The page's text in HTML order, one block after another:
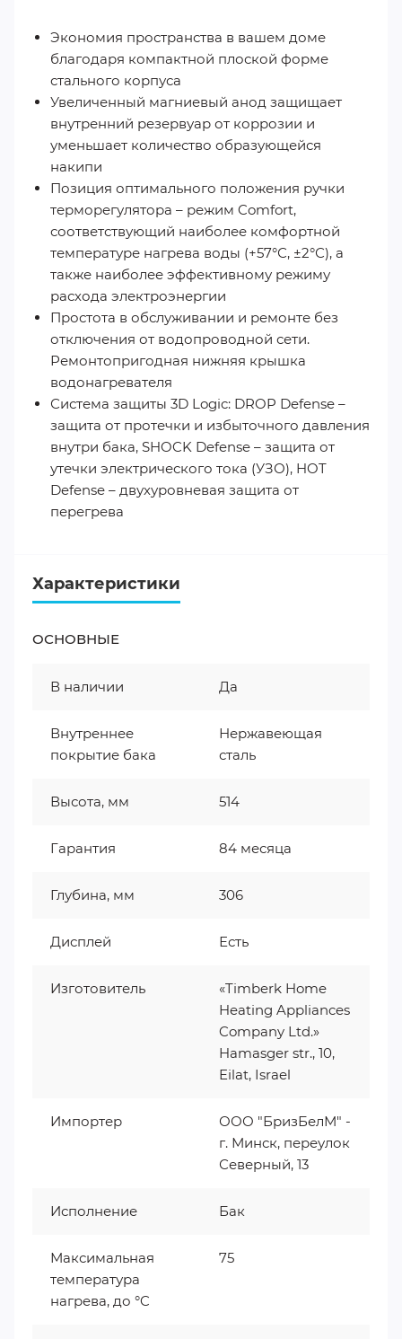
Экономия пространства в вашем доме
благодаря компактной плоской форме
стального корпуса
Увеличенный магниевый анод защищает
внутренний резервуар от коррозии и
уменьшает количество образующейся
накипи
Позиция оптимального положения ручки
терморегулятора – режим Comfort,
соответствующий наиболее комфортной
температуре нагрева воды (+57°С, ±2°С), а
также наиболее эффективному режиму
расхода электроэнергии
Простота в обслуживании и ремонте без
отключения от водопроводной сети.
Ремонтопригодная нижняя крышка
водонагревателя
Система защиты 3D Logic: DROP Defense –
защита от протечки и избыточного давления
внутри бака, SHOCK Defense – защита от
утечки электрического тока (УЗО), HOT
Defense – двухуровневая защита от
перегрева
Характеристики
ОСНОВНЫЕ
В наличии Да
Внутреннее
покрытие бака
Нержавеющая
сталь
Высота, мм 514
Гарантия 84 месяца
Глубина, мм 306
Дисплей Есть
Изготовитель
«Timberk Home
Heating Appliances
Company Ltd.»
Hamasger str., 10,
Eilat, Israel
Импортер
ООО "БризБелМ" -
г. Минск, переулок
Северный, 13
Исполнение Бак
Максимальная
температура
нагрева, до °C
75